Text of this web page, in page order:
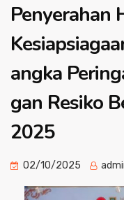
Penyerahan
angka
gan Resiko
2025
02/10/2025